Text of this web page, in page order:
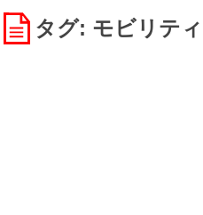
タグ: モビリティ